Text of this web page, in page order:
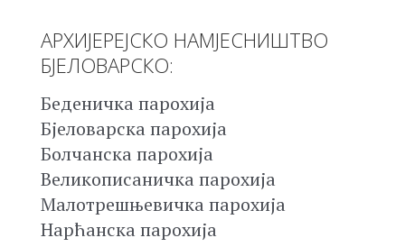
АРХИЈЕРЕЈСКО НАМЈЕСНИШТВО
БЈЕЛОВАРСКО:
Беденичка парохија
Бјеловарска парохија
Болчанска парохија
Великописаничка парохија
Малотрешњевичка парохија
Нарћанска парохија